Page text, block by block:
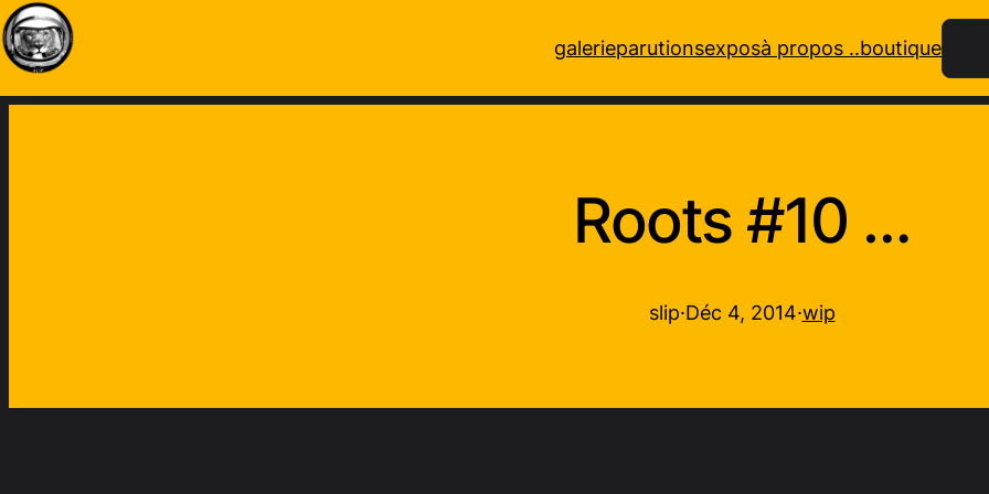
galerieparutionsexposà propos ..boutique
Roots #10 …
slip·Déc 4, 2014·wip